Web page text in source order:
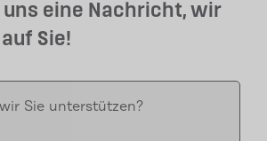
uns eine Nachricht, wir
Sie!
Sie unterstützen?